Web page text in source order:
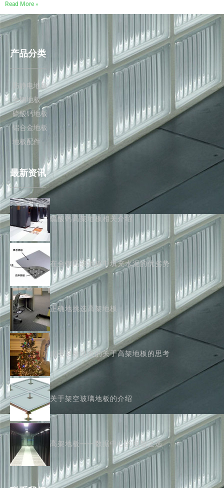
Read More »
产品分类
防静电地板
全钢地板
硫酸钙地板
铝合金地板
地板配件
最新资讯
硫酸钙高架地板相关介绍
在全钢高架地板中填充水泥的优劣势
正确地挑选高架地板
由圣诞树引发的关于高架地板的思考
关于架空玻璃地板的介绍
高架地板——数据中心的明智之选